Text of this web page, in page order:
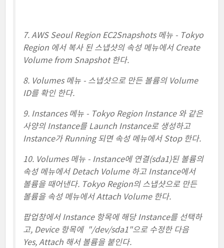
7. AWS Seoul Region EC2Snapshots 메뉴 - Tokyo
Region 에서 복사 된 스냅샷의 속성 메뉴에서 Create
Volume from Snapshot 한다.
8. Volumes 메뉴 - 스냅샷으로 만든 볼륨의 Volume
ID를 확인 한다.
9. Instances 메뉴 - Tokyo Region Instance 와 같은
사양의 Instance를 Launch Instance로 생성하고
Instance가 Running 되면 속성 메뉴에서 Stop 한다.
10. Volumes 메뉴 - Instance에 연결(sda1)된 볼륨의
속성 메뉴에서 Detach Volume 하고 Instance에서
볼륨을 때어낸다. Tokyo Region의 스냅샷으로 만든
볼륨을 속성 메뉴에서 Attach Volume 한다.
팝업창에서 Instance 항목에 해당Instance를 선택하
고, Device 항목에 "/dev/sda1"으로 수정한 다음
Yes, Attach 해서 볼륨을 붙인다.